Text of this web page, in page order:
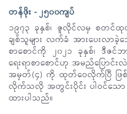
တန်ဖိုး - ၂၅၀၀ကျပ်
၁၉၇၃ ခုနှစ်၊ ဇူလိုင်လမှ စတင်ထုတ်
ချစ်သူများ လက်ခံ အားပေးလ
စာစောင်ကို ၂၀၂၁ ခုနှစ်၊ ဒီ
ရေးရာစာစောင်ဟု အမည်ပြောင်း
အမှတ်(၄) ကို ထုတ်ဝေလိုက်ပြီ ဖြစ်
လိုက်သလို အတွင်းပိုင်း ပါဝင်သော
ထားပါသည်။